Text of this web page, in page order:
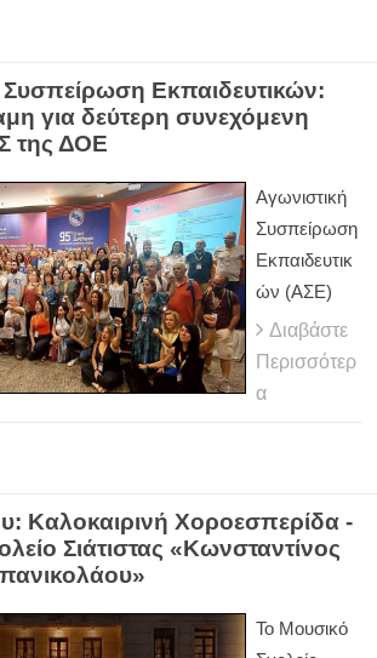
Συσπείρωση Εκπαιδευτικών:
για δεύτερη συνεχόμενη
της ΔΟΕ
Αγωνιστική
Συσπείρωση
Εκπαιδευτικ
ών (ΑΣΕ)
Διαβάστε
Περισσότερ
α
Καλοκαιρινή Χοροεσπερίδα -
Σιάτιστας «Κωνσταντίνος
Το Μουσικό